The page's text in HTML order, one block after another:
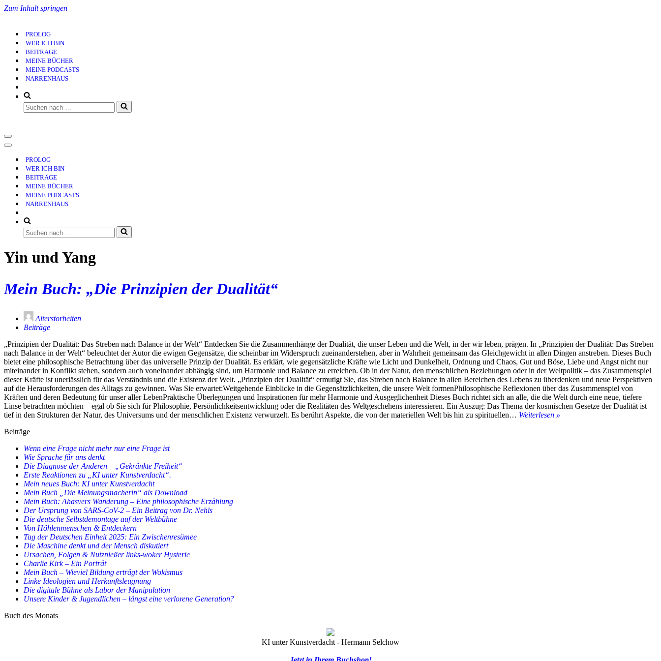
Zum Inhalt springen
PROLOG
WER ICH BIN
BEITRÄGE
MEINE BÜCHER
MEINE PODCASTS
NARRENHAUS
Suchen
nach …
Navigationsmenü
Navigationsmenü
PROLOG
WER ICH BIN
BEITRÄGE
MEINE BÜCHER
MEINE PODCASTS
NARRENHAUS
Suchen
nach …
Yin und Yang
Mein Buch: „Die Prinzipien der Dualität“
Alterstorheiten
Beiträge
„Prinzipien der Dualität: Das Streben nach Balance in der Welt“ Entdecken Sie die Zusammenhänge der Dualität, die unser Leben und die Welt, in der wir leben, prägen. In „Prinzipien der Dualität: Das Streben
nach Balance in der Welt“ beleuchtet der Autor die ewigen Gegensätze, die scheinbar im Widerspruch zueinanderstehen, aber in Wahrheit gemeinsam das Gleichgewicht in allen Dingen anstreben. Dieses Buch
bietet eine philosophische Betrachtung über das universelle Prinzip der Dualität. Es erklärt, wie gegensätzliche Kräfte wie Licht und Dunkelheit, Ordnung und Chaos, Gut und Böse, Liebe und Angst nicht nur
miteinander in Konflikt stehen, sondern auch voneinander abhängig sind, um Harmonie und Balance zu erreichen. Ob in der Natur, den menschlichen Beziehungen oder in der Weltpolitik – das Zusammenspiel
dieser Kräfte ist unerlässlich für das Verständnis und die Existenz der Welt. „Prinzipien der Dualität“ ermutigt Sie, das Streben nach Balance in allen Bereichen des Lebens zu überdenken und neue Perspektiven
auf die Herausforderungen des Alltags zu gewinnen. Was Sie erwartet:Weitgehende Einblicke in die Gegensätzlichkeiten, die unsere Welt formenPhilosophische Reflexionen über das Zusammenspiel von
Kräften und deren Bedeutung für unser aller LebenPraktische Überlegungen und Inspirationen für mehr Harmonie und Ausgeglichenheit Dieses Buch richtet sich an alle, die die Welt durch eine neue, tiefere
Linse betrachten möchten – egal ob Sie sich für Philosophie, Persönlichkeitsentwicklung oder die Realitäten des Weltgeschehens interessieren. Ein Auszug: Das Thema der kosmischen Gesetze der Dualität ist
tief in den Strukturen der Natur, des Universums und der menschlichen Existenz verwurzelt. Es berührt Aspekte, die von der materiellen Welt bis hin zu spirituellen… Weiterlesen »
Beiträge
Wenn eine Frage nicht mehr nur eine Frage ist
Wie Sprache für uns denkt
Die Diagnose der Anderen – „Gekränkte Freiheit“
Erste Reaktionen zu „KI unter Kunstverdacht“.
Mein neues Buch: KI unter Kunstverdacht
Mein Buch „Die Meinungsmacherin“ als Download
Mein Buch: Ahasvers Wanderung – Eine philosophische Erzählung
Der Ursprung von SARS-CoV-2 – Ein Beitrag von Dr. Nehls
Die deutsche Selbstdemontage auf der Weltbühne
Von Höhlenmenschen & Entdeckern
Tag der Deutschen Einheit 2025: Ein Zwischenresümee
Die Maschine denkt und der Mensch diskutiert
Ursachen, Folgen & Nutznießer links-woker Hysterie
Charlie Kirk – Ein Porträt
Mein Buch – Wieviel Bildung erträgt der Wokismus
Linke Ideologien und Herkunftsleugnung
Die digitale Bühne als Labor der Manipulation
Unsere Kinder & Jugendlichen – längst eine verlorene Generation?
Buch des Monats
KI unter Kunstverdacht - Hermann Selchow